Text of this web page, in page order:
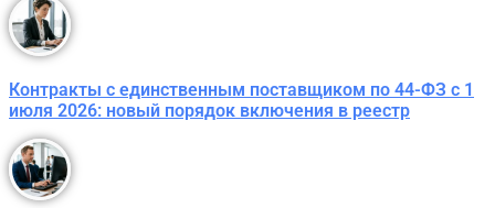
Контракты с единственным поставщиком по 44-ФЗ с 1
июля 2026: новый порядок включения в реестр